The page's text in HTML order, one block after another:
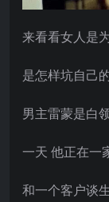
来看看女人是
是怎样坑自己
男主雷蒙是白
一天 他正在一
和一个客户谈